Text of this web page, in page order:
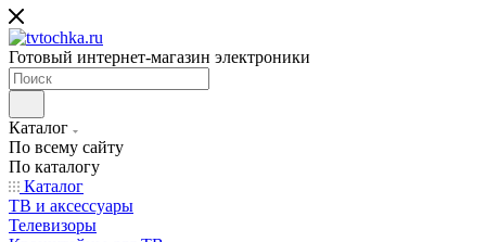
Готовый интернет-магазин электроники
Каталог
По всему сайту
По каталогу
Каталог
ТВ и аксессуары
Телевизоры